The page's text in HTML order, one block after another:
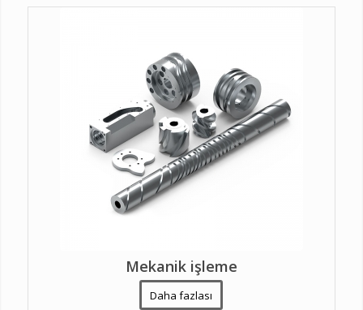
Mekanik işleme
Daha fazlası